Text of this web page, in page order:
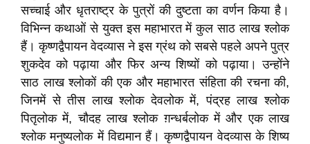
सच्चाई और धृतराष्ट्र के पुत्रों की दुष्टता का वर्णन किया है।
विभिन्न कथाओं से युक्त इस महाभारत में कुल साठ लाख श्लोक
हैं। कृष्णद्वैपायन वेदव्यास ने इस ग्रंथ को सबसे पहले अपने पुत्र
शुकदेव को पढ़ाया और फिर अन्य शिष्यों को पढ़ाया। उन्होंने
साठ लाख श्लोकों की एक और महाभारत संहिता की रचना की,
जिनमें से तीस लाख श्लोक देवलोक में, पंद्रह लाख श्लोक
पितृलोक में, चौदह लाख श्लोक ग़न्धर्बलोक में और एक लाख
श्लोक मनुष्यलोक में विद्यमान हैं। कृष्णद्वैपायन वेदव्यास के शिष्य